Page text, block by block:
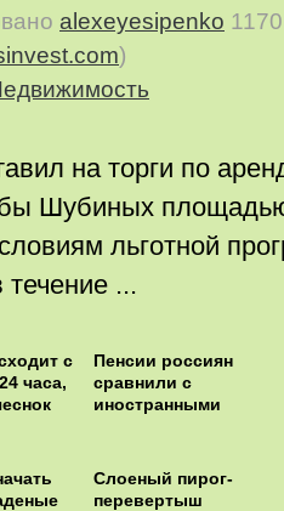
alexeyesipenko
)
на торги по
Шубиных
льготной
течение ...
с
часа,
Пенсии россиян
сравнили с
иностранными
Слоеный пирог-
перевертыш